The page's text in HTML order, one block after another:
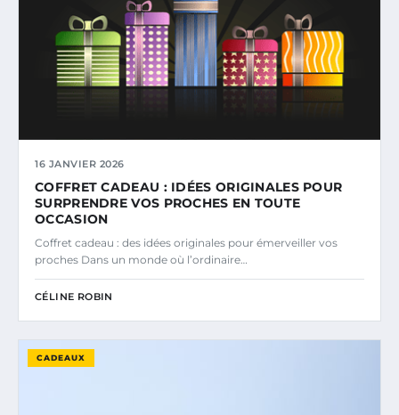
16 JANVIER 2026
COFFRET CADEAU : IDÉES ORIGINALES POUR
SURPRENDRE VOS PROCHES EN TOUTE
OCCASION
Coffret cadeau : des idées originales pour émerveiller vos
proches Dans un monde où l’ordinaire…
CÉLINE ROBIN
CADEAUX